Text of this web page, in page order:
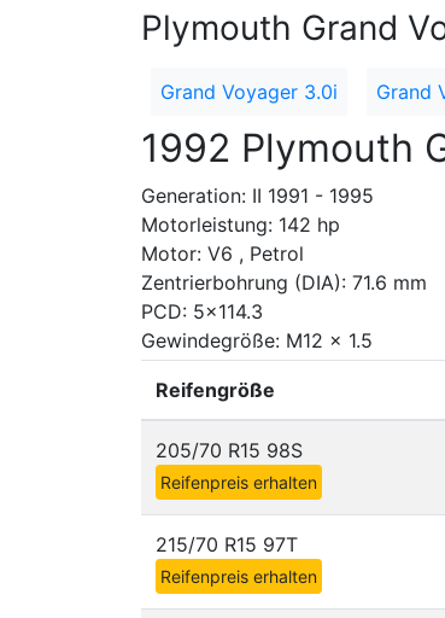
Plymouth Grand
Grand Voyager 3.0i Grand
1992 Plymouth
Generation: II 1991 - 1995
Motorleistung: 142 hp
Motor: V6 , Petrol
Zentrierbohrung (DIA): 71.6 mm
PCD: 5x114.3
Gewindegröße: M12 x 1.5
Reifengröße
205/70 R15 98S
Reifenpreis erhalten
215/70 R15 97T
Reifenpreis erhalten